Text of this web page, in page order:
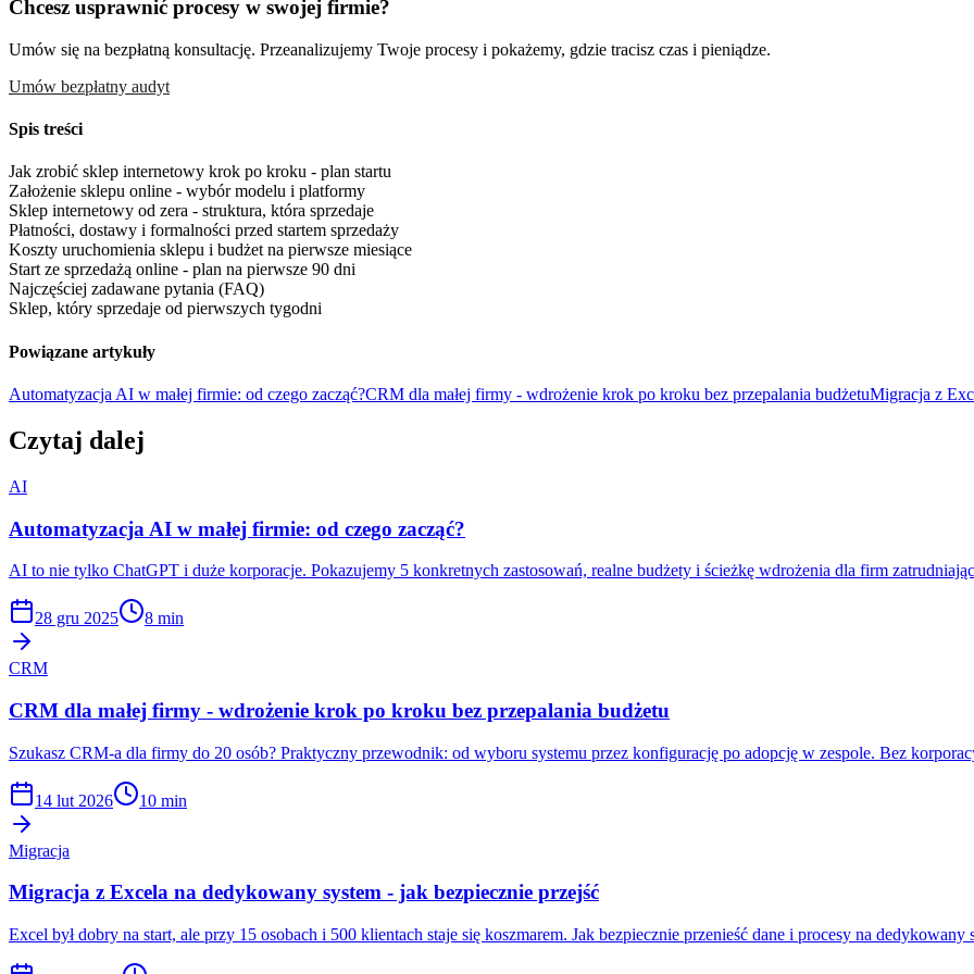
Chcesz usprawnić procesy w swojej firmie?
Umów się na bezpłatną konsultację. Przeanalizujemy Twoje procesy i pokażemy, gdzie tracisz czas i pieniądze.
Umów bezpłatny audyt
Spis treści
Jak zrobić sklep internetowy krok po kroku - plan startu
Założenie sklepu online - wybór modelu i platformy
Sklep internetowy od zera - struktura, która sprzedaje
Płatności, dostawy i formalności przed startem sprzedaży
Koszty uruchomienia sklepu i budżet na pierwsze miesiące
Start ze sprzedażą online - plan na pierwsze 90 dni
Najczęściej zadawane pytania (FAQ)
Sklep, który sprzedaje od pierwszych tygodni
Powiązane artykuły
Automatyzacja AI w małej firmie: od czego zacząć?CRM dla małej firmy - wdrożenie krok po kroku bez przepalania budżetuMigracja z
Czytaj dalej
AI
Automatyzacja AI w małej firmie: od czego zacząć?
AI to nie tylko ChatGPT i duże korporacje. Pokazujemy 5 konkretnych zastosowań, realne budżety i ścieżkę wdrożenia dla firm
28 gru 2025 8 min
CRM
CRM dla małej firmy - wdrożenie krok po kroku bez przepalania budżetu
Szukasz CRM-a dla firmy do 20 osób? Praktyczny przewodnik: od wyboru systemu przez konfigurację po adopcję w zespole. Bez
14 lut 2026 10 min
Migracja
Migracja z Excela na dedykowany system - jak bezpiecznie przejść
Excel był dobry na start, ale przy 15 osobach i 500 klientach staje się koszmarem. Jak bezpiecznie przenieść dane i procesy na dedykowany